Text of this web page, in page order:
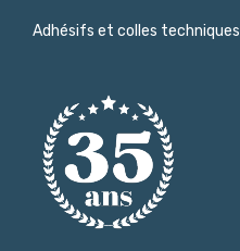
Adhésifs et colles techniques